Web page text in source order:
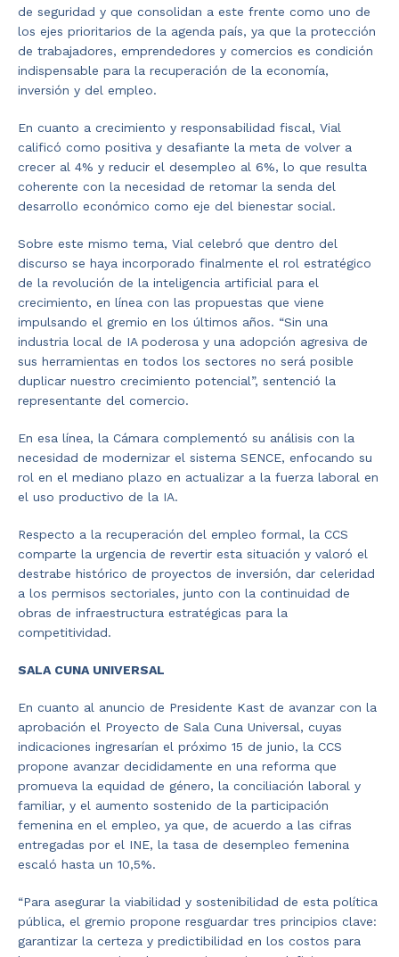
de seguridad y que consolidan a este frente como uno de
los ejes prioritarios de la agenda país, ya que la protección
de trabajadores, emprendedores y comercios es condición
indispensable para la recuperación de la economía,
inversión y del empleo.
En cuanto a crecimiento y responsabilidad fiscal, Vial
calificó como positiva y desafiante la meta de volver a
crecer al 4% y reducir el desempleo al 6%, lo que resulta
coherente con la necesidad de retomar la senda del
desarrollo económico como eje del bienestar social.
Sobre este mismo tema, Vial celebró que dentro del
discurso se haya incorporado finalmente el rol estratégico
de la revolución de la inteligencia artificial para el
crecimiento, en línea con las propuestas que viene
impulsando el gremio en los últimos años. “Sin una
industria local de IA poderosa y una adopción agresiva de
sus herramientas en todos los sectores no será posible
duplicar nuestro crecimiento potencial”, sentenció la
representante del comercio.
En esa línea, la Cámara complementó su análisis con la
necesidad de modernizar el sistema SENCE, enfocando su
rol en el mediano plazo en actualizar a la fuerza laboral en
el uso productivo de la IA.
Respecto a la recuperación del empleo formal, la CCS
comparte la urgencia de revertir esta situación y valoró el
destrabe histórico de proyectos de inversión, dar celeridad
a los permisos sectoriales, junto con la continuidad de
obras de infraestructura estratégicas para la
competitividad.
SALA CUNA UNIVERSAL
En cuanto al anuncio de Presidente Kast de avanzar con la
aprobación el Proyecto de Sala Cuna Universal, cuyas
indicaciones ingresarían el próximo 15 de junio, la CCS
propone avanzar decididamente en una reforma que
promueva la equidad de género, la conciliación laboral y
familiar, y el aumento sostenido de la participación
femenina en el empleo, ya que, de acuerdo a las cifras
entregadas por el INE, la tasa de desempleo femenina
escaló hasta un 10,5%.
“Para asegurar la viabilidad y sostenibilidad de esta política
pública, el gremio propone resguardar tres principios clave:
garantizar la certeza y predictibilidad en los costos para